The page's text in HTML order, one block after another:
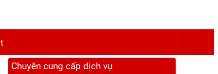
Chuyên cung cấp dịch vụ